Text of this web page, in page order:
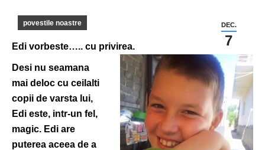
DEC.
7
povestile noastre
Edi vorbeste….. cu privirea.
Desi nu seamana
mai deloc cu ceilalti
copii de varsta lui,
Edi este, intr-un fel,
magic. Edi are
puterea aceea de a